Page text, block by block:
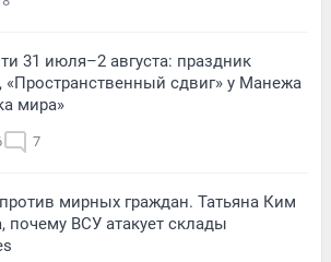
31 июля–2 августа: праздник
«Пространственный сдвиг» у Манежа
мира»
7
мирных граждан. Татьяна Ким
почему ВСУ атакует склады